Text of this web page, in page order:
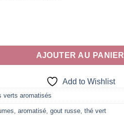
AJOUTER AU PANIER
Add to Wishlist
verts aromatisés
aromatisé gout russe thé vert